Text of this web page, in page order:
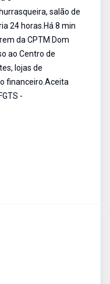
salão de
24 horas.Há 8 min
da CPTM Dom
ao Centro de
lojas de
financeiro.Aceita
-